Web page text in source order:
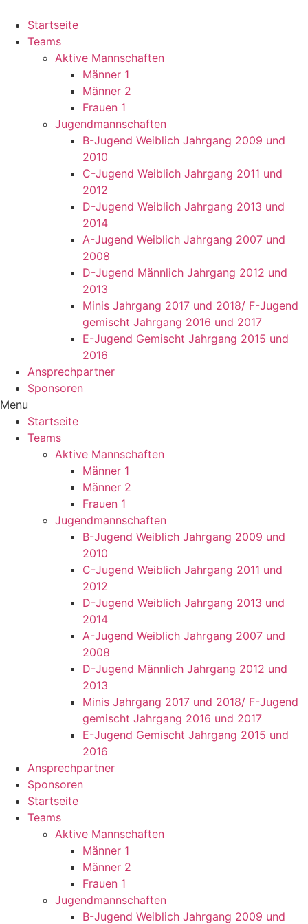
Startseite
Teams
Aktive Mannschaften
Männer 1
Männer 2
Frauen 1
Jugendmannschaften
B-Jugend Weiblich Jahrgang 2009 und
2010
C-Jugend Weiblich Jahrgang 2011 und
2012
D-Jugend Weiblich Jahrgang 2013 und
2014
A-Jugend Weiblich Jahrgang 2007 und
2008
D-Jugend Männlich Jahrgang 2012 und
2013
Minis Jahrgang 2017 und 2018/ F-Jugend
gemischt Jahrgang 2016 und 2017
E-Jugend Gemischt Jahrgang 2015 und
2016
Ansprechpartner
Sponsoren
Menu
Startseite
Teams
Aktive Mannschaften
Männer 1
Männer 2
Frauen 1
Jugendmannschaften
B-Jugend Weiblich Jahrgang 2009 und
2010
C-Jugend Weiblich Jahrgang 2011 und
2012
D-Jugend Weiblich Jahrgang 2013 und
2014
A-Jugend Weiblich Jahrgang 2007 und
2008
D-Jugend Männlich Jahrgang 2012 und
2013
Minis Jahrgang 2017 und 2018/ F-Jugend
gemischt Jahrgang 2016 und 2017
E-Jugend Gemischt Jahrgang 2015 und
2016
Ansprechpartner
Sponsoren
Startseite
Teams
Aktive Mannschaften
Männer 1
Männer 2
Frauen 1
Jugendmannschaften
B-Jugend Weiblich Jahrgang 2009 und